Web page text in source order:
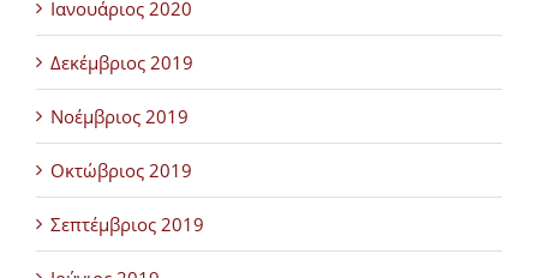
Ιανουάριος 2020
Δεκέμβριος 2019
Νοέμβριος 2019
Οκτώβριος 2019
Σεπτέμβριος 2019